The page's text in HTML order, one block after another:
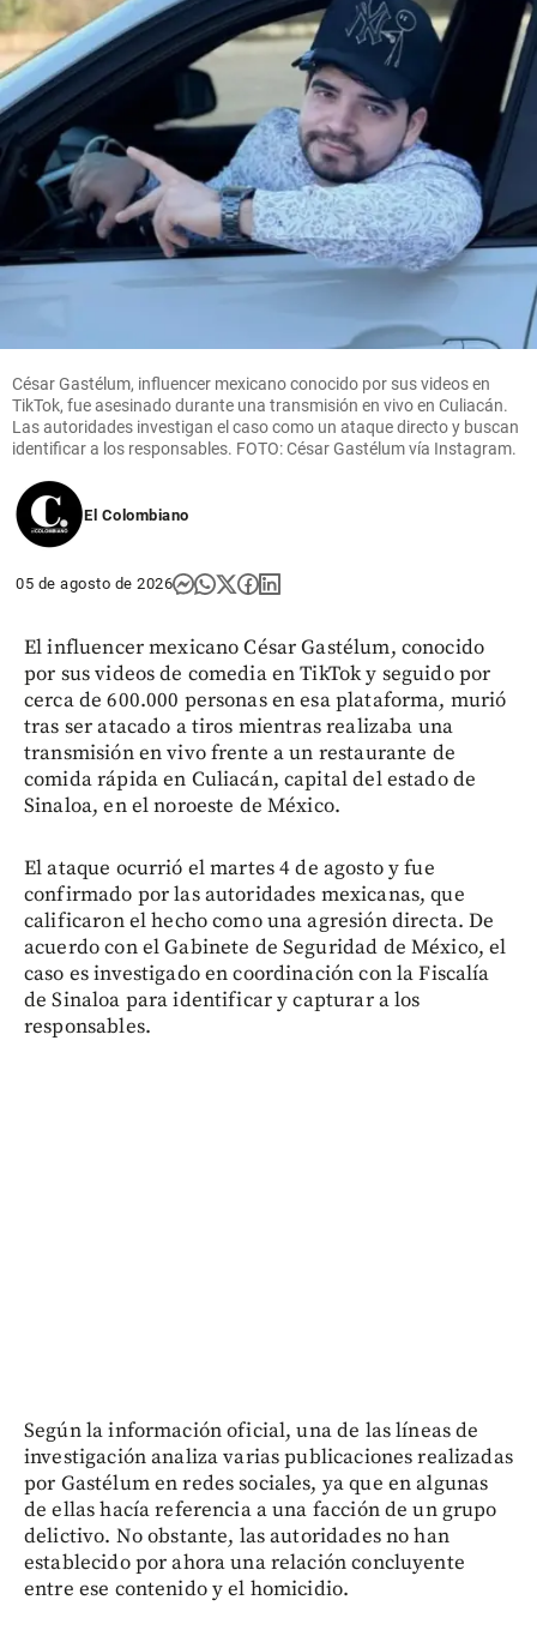
César Gastélum, influencer mexicano conocido por sus videos en
TikTok, fue asesinado durante una transmisión en vivo en Culiacán.
Las autoridades investigan el caso como un ataque directo y buscan
identificar a los responsables. FOTO: César Gastélum vía Instagram.
El Colombiano
05 de agosto de 2026
El influencer mexicano César Gastélum, conocido
por sus videos de comedia en TikTok y seguido por
cerca de 600.000 personas en esa plataforma, murió
tras ser atacado a tiros mientras realizaba una
transmisión en vivo frente a un restaurante de
comida rápida en Culiacán, capital del estado de
Sinaloa, en el noroeste de México.
El ataque ocurrió el martes 4 de agosto y fue
confirmado por las autoridades mexicanas, que
calificaron el hecho como una agresión directa. De
acuerdo con el Gabinete de Seguridad de México, el
caso es investigado en coordinación con la Fiscalía
de Sinaloa para identificar y capturar a los
responsables.
Según la información oficial, una de las líneas de
investigación analiza varias publicaciones realizadas
por Gastélum en redes sociales, ya que en algunas
de ellas hacía referencia a una facción de un grupo
delictivo. No obstante, las autoridades no han
establecido por ahora una relación concluyente
entre ese contenido y el homicidio.